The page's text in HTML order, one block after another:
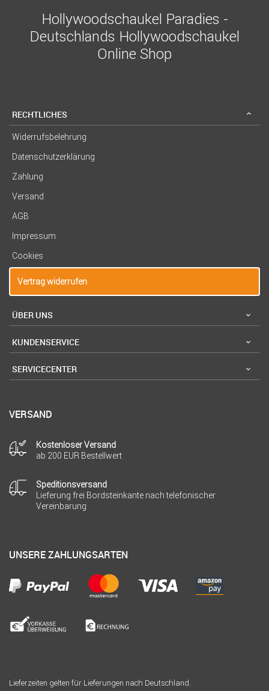
Hollywoodschaukel Paradies -
Deutschlands Hollywoodschaukel
Online Shop
RECHTLICHES
Widerrufsbelehrung
Datenschutzerklärung
Zahlung
Versand
AGB
Impressum
Cookies
Vertrag widerrufen
ÜBER UNS
KUNDENSERVICE
SERVICECENTER
VERSAND
Kostenloser Versand
ab 200 EUR Bestellwert
Speditionsversand
Lieferung frei Bordsteinkante nach telefonischer
Vereinbarung
UNSERE ZAHLUNGSARTEN
Lieferzeiten gelten für Lieferungen nach Deutschland.